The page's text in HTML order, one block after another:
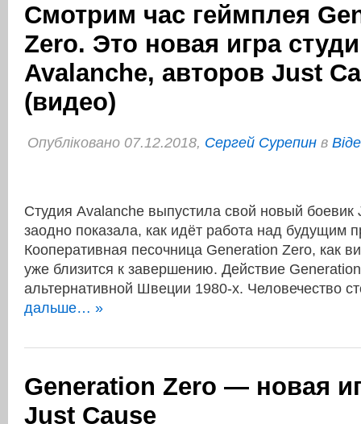
Смотрим час геймплея
Zero. Это новая игра
Avalanche, авторов Just
(видео)
Опубліковано 07.12.2018, Сергей Сурепин в
Студия Avalanche выпустила свой новый боевик
заодно показала, как идёт работа над будущим
Кооперативная песочница Generation Zero, как
уже близится к завершению. Действие
альтернативной Швеции 1980-х. Человечество
дальше… »
Generation Zero — новая
Just Cause